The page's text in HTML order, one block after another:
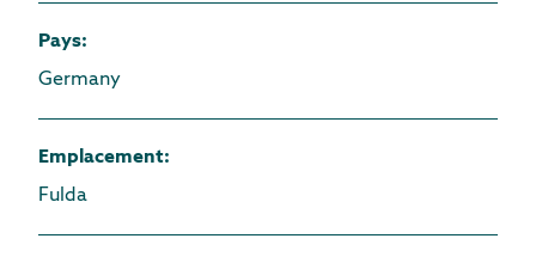
Pays:
Germany
Emplacement:
Fulda